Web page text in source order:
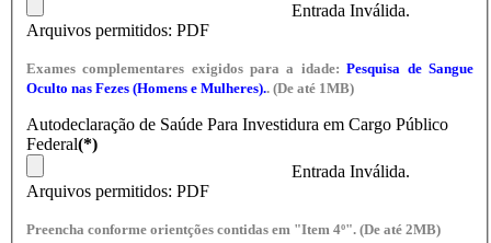
Entrada Inválida.
Arquivos permitidos: PDF
Exames complementares exigidos para a idade: Pesquisa de Sangue
Oculto nas Fezes (Homens e Mulheres).. (De até 1MB)
Autodeclaração de Saúde Para Investidura em Cargo Público
Federal(*)
Entrada Inválida.
Arquivos permitidos: PDF
Preencha conforme orientções contidas em "Item 4º". (De até 2MB)